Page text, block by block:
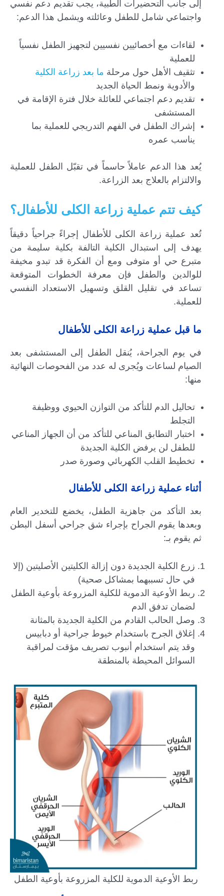
إلى جانب التحضيرات الطبية، يجب تقديم دعم نفسي
واجتماعي شامل للطفل وعائلته ويشمل هذا الدعم:
لقاءات مع أخصائيين نفسيين لتجهيز الطفل نفسياً
للعملية
تثقيف الأهل حول مرحلة ما بعد زراعة الكلية
والأدوية ونمط الحياة الجديد
تقديم دعم اجتماعي للعائلة خلال فترة الإقامة في
المستشفى
إشراك الطفل في الفهم التدريجي للعملية بما
يناسب عمره
يُعد هذا الدعم عاملاً حاسماً في تقبّل الطفل للعملية
والالتزام بالعلاج بعد الزراعة.
كيف تتم عملية زراعة الكلى للأطفال؟
تُعد عملية زراعة الكلى للأطفال إجراءً جراحياً دقيقاً
يهدف إلى استبدال الكلية التالفة بكلية سليمة من
متبرع حي أو متوفى ومع أن الفكرة قد تبدو مخيفة
للوالدين والطفل فإن معرفة الخطوات المتوقعة
تساعد في تقليل القلق وتسهيل الاستعداد النفسي
للعملية.
ما قبل عملية زراعة الكلى للأطفال
في يوم الجراحة، يُنقل الطفل إلى المستشفى بعد
الصيام لساعات ويُجرى له عدد من الفحوصات النهائية
منها:
تحاليل الدم للتأكد من التوازن الحيوي ووظيفة
التجلط
اختبار التطابق المناعي للتأكد من أن الجهاز المناعي
للطفل لن يرفض الكلية الجديدة
تخطيط القلب الكهربائي وصورة صدر
أثناء عملية زراعة الكلى للأطفال
بعد التأكد من جاهزية الطفل، يخضع للتخدير العام
وبعدها يقوم الجراح بإجراء شق جراحي أسفل البطن
ثم يقوم بـ:
زرع الكلية الجديدة دون إزالة الكليتين الأصليتين (إلا
في حال تسببهما بمشاكل صحية)
ربط الأوعية الدموية للكلية المزروعة بأوعية الطفل
لضمان تدفق الدم
وصل الحالب القادم من الكلية الجديدة بالمثانة
إغلاق الجرح باستخدام خيوط جراحية أو دبابيس
وقد يتم استخدام أنبوب تصريف مؤقت لمراقبة
السوائل المحيطة بالمنطقة
ربط الأوعية الدموية للكلية المزروعة بأوعية الطفل